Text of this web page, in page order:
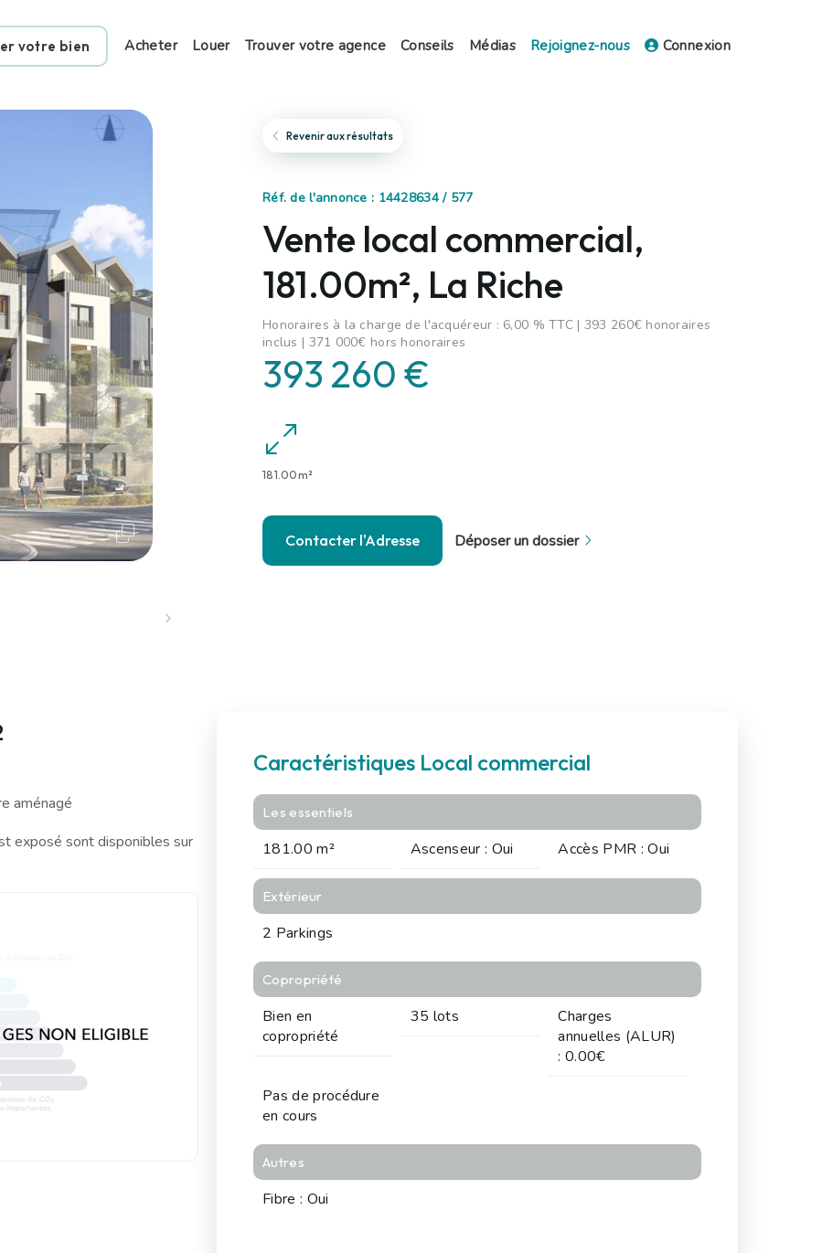
votre bien Acheter Louer Trouver votre agence Conseils Médias Rejoignez-nous Connexion
Revenir aux résultats
Réf. de l'annonce : 14428634 / 577
Vente local commercial,
181.00m², La Riche
Honoraires à la charge de l'acquéreur : 6,00 % TTC | 393 260€ honoraires
inclus | 371 000€ hors honoraires
393 260 €
181.00m²
Contacter l'Adresse Déposer un dossier
aménagé
exposé sont disponibles sur
Caractéristiques Local commercial
Les essentiels
181.00 m² Ascenseur : Oui Accès PMR : Oui
Extérieur
2 Parkings
Copropriété
Bien en
copropriété
35 lots
Charges
annuelles (ALUR)
: 0.00€
Pas de procédure
en cours
Autres
Fibre : Oui